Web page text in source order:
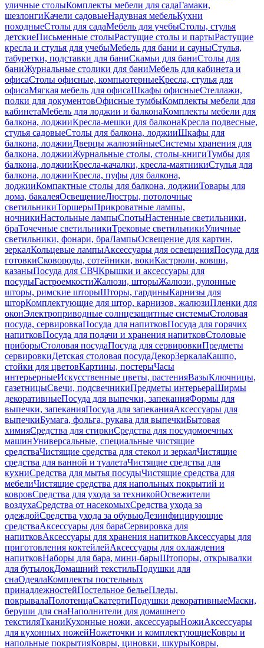
уличные столыКомплекты мебели для садаГамаки,
шезлонгиКачели садовыеНадувная мебельКухни
походныеСтолы для садаМебель для учебыСтолы, стулья
детскиеПисьменные столыРастущие столы и партыРастущие
кресла и стулья для учебыМебель для бани и сауныСтулья,
табуретки, подставки для баниСкамьи для баниСтолы для
баниЖурнальные столики для баниМебель для кабинета и
офисаСтолы офисные, компьютерныеКресла, стулья для
офисаМягкая мебель для офисаШкафы офисныеСтеллажи,
полки для документовОфисные тумбыКомплекты мебели для
кабинетаМебель для лоджии и балконаКомплекты мебели для
балкона, лоджииКресла-мешки для балконаКресла подвесные,
стулья садовыеСтолы для балкона, лоджииШкафы для
балкона, лоджииДверцы жалюзийныеСистемы хранения для
балкона, лоджииЖурнальные столы, столы-книгиТумбы для
балкона, лоджииКресла-качалки, кресла-маятникиСтулья для
балкона, лоджииКресла, пуфы для балкона,
лоджииКомпактные столы для балкона, лоджииТовары для
дома, бакалеяОсвещениеЛюстры, потолочные
светильникиТоршерыПрикроватные лампы,
ночникиНастольные лампыСпотыНастенные светильники,
браТочечные светильникиТрековые светильникиУличные
светильники, фонари, браЛампыОсвещение для картин,
зеркалКольцевые лампыАксессуары для освещенияПосуда для
готовкиСковороды, сотейники, вокиКастрюли, ковши,
казаныПосуда для СВЧКрышки и аксессуары для
посудыГастроемкостиЖалюзи, шторыЖалюзи, рулонные
шторы, римские шторыШторы, гардиныКарнизы для
шторКомплектующие для штор, карнизов, жалюзиПленки для
оконЭлектроприводные солнцезащитные системыСтоловая
посуда, сервировкаПосуда для напитковПосуда для горячих
напитковПосуда для подачи и хранения напитковСтоловые
приборыСтоловая посудаПосуда для сервировкиПредметы
сервировкиДетская столовая посудаДекорЗеркалаКашпо,
стойки для цветовКартины, постерыЧасы
интерьерныеИскусственные цветы, растенияВазыКлючницы,
газетницыСвечи, подсвечникиПредметы интерьераШирмы
декоративныеПосуда для выпечки, запеканияФормы для
выпечки, запеканияПосуда для запеканияАксессуары для
выпечкиБумага, фольга, рукава для выпечкиБытовая
химияСредства для стиркиСредства для посудомоечных
машинУниверсальные, специальные чистящие
средстваЧистящие средства для стекол и зеркалЧистящие
средства для ванной и туалетаЧистящие средства для
кухниСредства для мытья посудыЧистящие средства для
мебелиЧистящие средства для напольных покрытий и
ковровСредства для ухода за техникойОсвежители
воздухаСредства от насекомыхСредства ухода за
одеждойСредства ухода за обувьюДезинфицирующие
средстваАксессуары для бараСервировка для
напитковАксессуары для хранения напитковАксессуары для
приготовления коктейлейАксессуары для охлаждения
напитковНаборы для бара, мини-барыШтопоры, открывалки
для бутылокДомашний текстильПодушки для
снаОдеялаКомплекты постельных
принадлежностейПостельное бельеПледы,
покрывалаПолотенцаСкатертиПодушки декоративныеМаски,
беруши для снаНаполнители для домашнего
текстиляТканиКухонные ножи, аксессуарыНожиАксессуары
для кухонных ножейНожеточки и комплектующиеКовры и
напольные покрытияКовры, циновки, шкурыКовры,